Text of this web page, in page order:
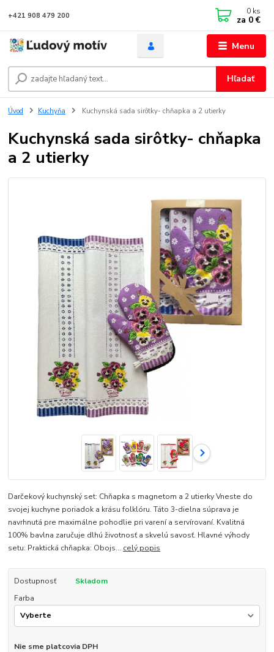
Menu
Hľadať
+421 908 479 200 0 ks
za 0 €
Úvod Kuchyňa Kuchynská sada sirôtky- chňapka a 2 utierky
Kuchynská sada sirôtky- chňapka
a 2 utierky
Darčekový kuchynský set: Chňapka s magnetom a 2 utierky Vneste do
svojej kuchyne poriadok a krásu folklóru. Táto 3-dielna súprava je
navrhnutá pre maximálne pohodlie pri varení a servírovaní. Kvalitná
100% bavlna zaručuje dlhú životnosť a skvelú savosť. Hlavné výhody
setu: Praktická chňapka: Obojs... celý popis
Dostupnosť
Skladom
Farba
Nie sme platcovia DPH